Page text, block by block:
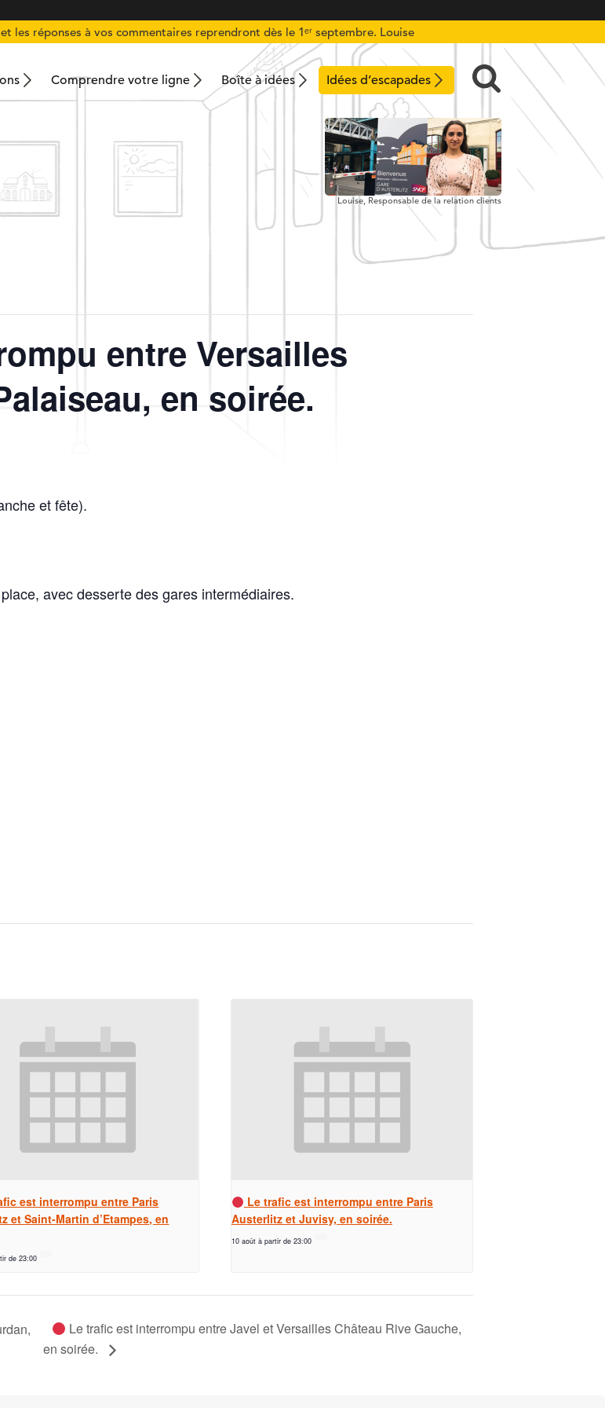
les réponses à vos commentaires reprendront dès le 1ᵉʳ septembre. Louise
Comprendre votre ligne Boîte à idées Idées d’escapades
Louise, Responsable de la relation clients
entre Versailles
en soirée.
et fête).
avec desserte des gares intermédiaires.
est interrompu entre Paris
et Saint-Martin d’Etampes, en
de 23:00
Le trafic est interrompu entre Paris
Austerlitz et Juvisy, en soirée.
10 août à partir de 23:00
Le trafic est interrompu entre Javel et Versailles Château Rive Gauche,
en soirée.